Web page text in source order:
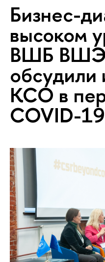
Бизнес-
высоком
ВШБ ВШЭ
обсудили
КСО в
COVID-19